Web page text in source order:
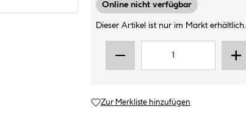
Online nicht verfügbar
Dieser Artikel ist nur im Markt erhältlich.
Zur Merkliste hinzufügen